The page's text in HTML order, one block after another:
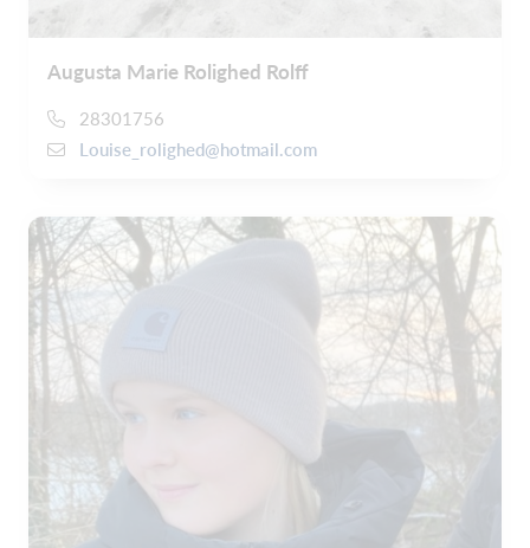
Augusta Marie Rolighed Rolff
28301756
Louise_rolighed@hotmail.com